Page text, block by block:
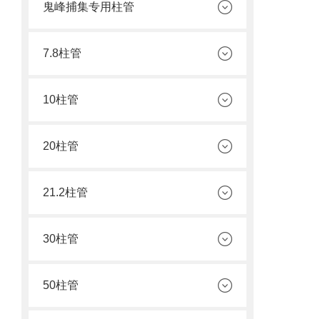
鬼峰捕集专用柱管
7.8柱管
10柱管
20柱管
21.2柱管
30柱管
50柱管